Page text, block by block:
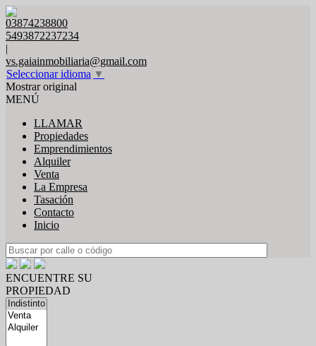
03874238800
5493872237234
|
vs.gaiainmobiliaria@gmail.com
Seleccionar idioma ▼
Mostrar original
MENÚ
LLAMAR
Propiedades
Emprendimientos
Alquiler
Venta
La Empresa
Tasación
Contacto
Inicio
ENCUENTRE SU
PROPIEDAD